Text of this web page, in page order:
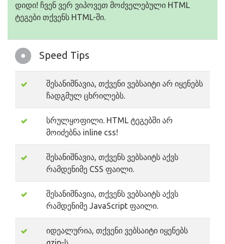
დიდი! ჩვენ ვერ ვიპოვეთ მოძველებული HTML
ტეგები თქვენს HTML-ში.
Speed Tips
შესანიშნავია, თქვენი ვებსაიტი არ იყენებს
ჩადგმულ ცხრილებს.
სრულყოფილი. HTML ტეგებში არ
მოიძებნა inline css!
შესანიშნავია, თქვენს ვებსაიტს აქვს
რამდენიმე CSS ფაილი.
შესანიშნავია, თქვენს ვებსაიტს აქვს
რამდენიმე JavaScript ფაილი.
იდეალურია, თქვენი ვებსაიტი იყენებს